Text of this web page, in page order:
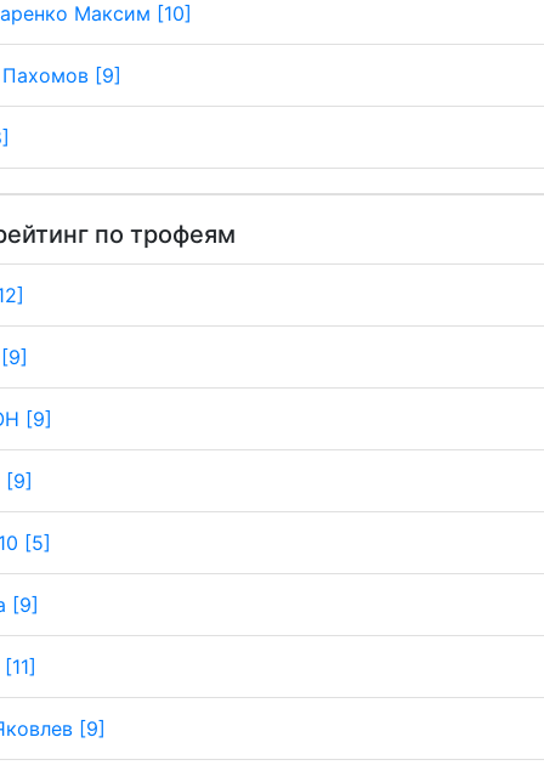
Максим [10]
[9]
по трофеям
[9]
[9]
[5]
[9]
[9]